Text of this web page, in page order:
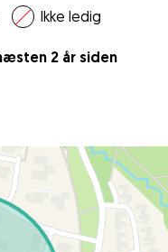
Ikke ledig
2 år siden